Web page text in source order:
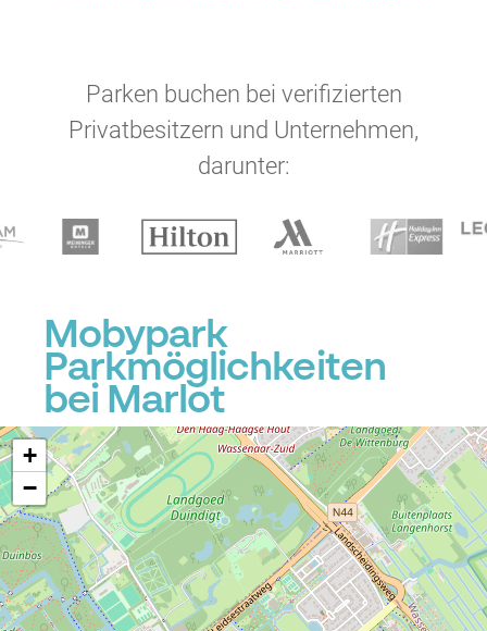
Parken buchen bei verifizierten
Privatbesitzern und Unternehmen,
darunter:
Mobypark
Parkmöglichkeiten
bei Marlot
+
−